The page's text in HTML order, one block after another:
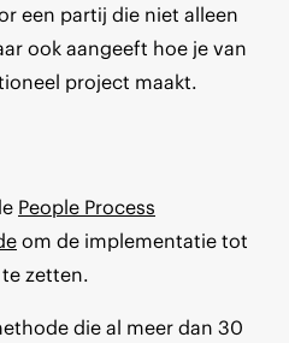
een partij die niet alleen
ook aangeeft hoe je van
project maakt.
People Process
om de implementatie tot
zetten.
die al meer dan 30